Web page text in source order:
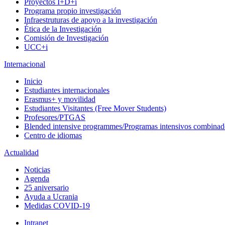
Proyectos I+D+i
Programa propio investigación
Infraestruturas de apoyo a la investigación
Ética de la Investigación
Comisión de Investigación
UCC+i
Internacional
Inicio
Estudiantes internacionales
Erasmus+ y movilidad
Estudiantes Visitantes (Free Mover Students)
Profesores/PTGAS
Blended intensive programmes/Programas intensivos
Centro de idiomas
Actualidad
Noticias
Agenda
25 aniversario
Ayuda a Ucrania
Medidas COVID-19
Intranet